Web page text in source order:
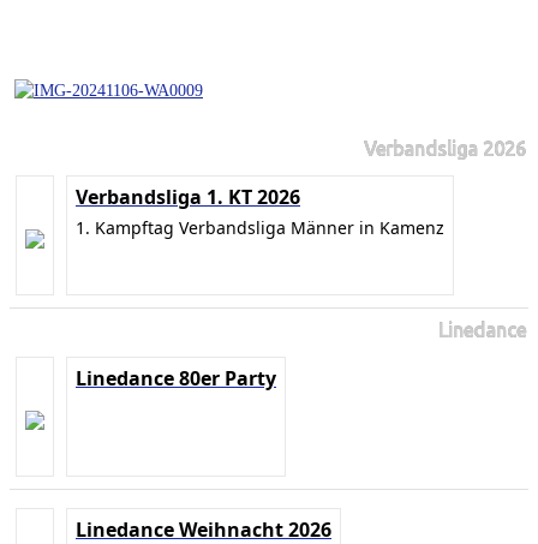
Verbandsliga 2026
Verbandsliga 1. KT 2026
1. Kampftag Verbandsliga Männer in Kamenz
Linedance
Linedance 80er Party
Linedance Weihnacht 2026